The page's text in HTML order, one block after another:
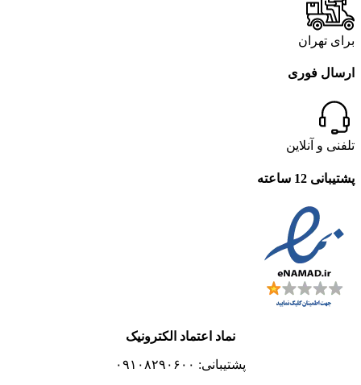
برای تهران
ارسال فوری
تلفنی و آنلاین
پشتیبانی 12 ساعته
نماد اعتماد الکترونیک
پشتیبانی: ۰۹۱۰۸۲۹۰۶۰۰